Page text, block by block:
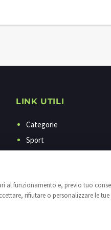
al funzionamento e, previo tuo
rifiutare o personalizzare le tue
LINK UTILI
Categorie
Sport
Privacy